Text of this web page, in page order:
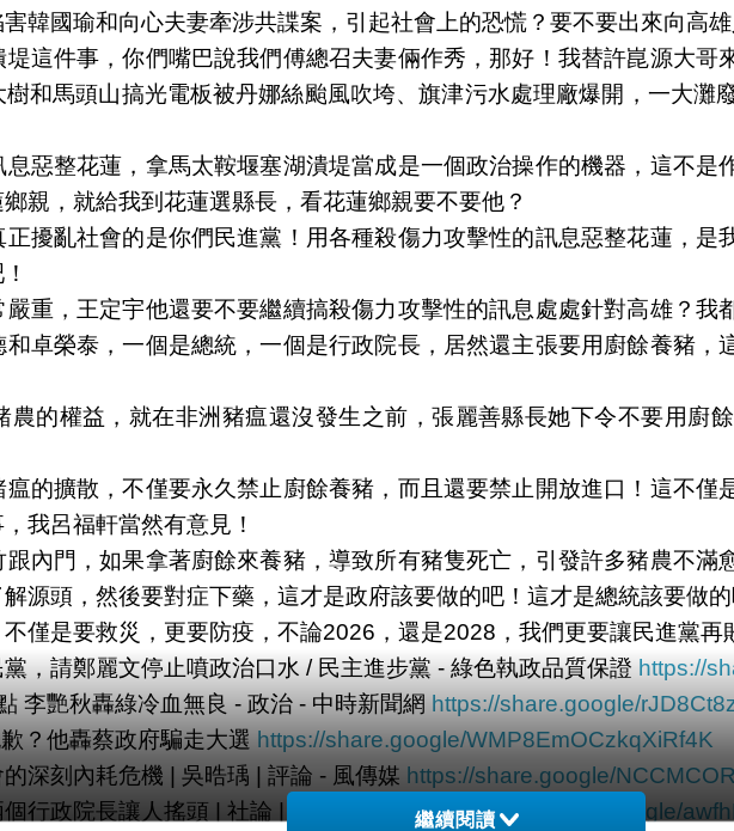
韓國瑜和向心夫妻牽涉共諜案，引起社會上的恐慌？要不要出來向高
這件事，你們嘴巴說我們傅總召夫妻倆作秀，那好！我替許崑源大
和馬頭山搞光電板被丹娜絲颱風吹垮、旗津污水處理廠爆開，一大灘
惡整花蓮，拿馬太鞍堰塞湖潰堤當成是一個政治操作的機器，這不
親，就給我到花蓮選縣長，看花蓮鄉親要不要他？
擾亂社會的是你們民進黨！用各種殺傷力攻擊性的訊息惡整花蓮，
重，王定宇他還要不要繼續搞殺傷力攻擊性的訊息處處針對高雄？
卓榮泰，一個是總統，一個是行政院長，居然還主張要用廚餘養豬
農的權益，就在非洲豬瘟還沒發生之前，張麗善縣長她下令不要用廚
的擴散，不僅要永久禁止廚餘養豬，而且還要禁止開放進口！這不
我呂福軒當然有意見！
內門，如果拿著廚餘來養豬，導致所有豬隻死亡，引發許多豬農不
源頭，然後要對症下藥，這才是政府該要做的吧！這才是總統該要做
僅是要救災，更要防疫，不論2026，還是2028，我們更要讓民進黨再
，請鄭麗文停止噴政治口水 / 民主進步黨 - 綠色執政品質保證 https://
李艷秋轟綠冷血無良 - 政治 - 中時新聞網 https://share.google/
？他轟蔡政府騙走大選 https://share.google/WMP8EmOCzkqXiRf4K
深刻內耗危機 | 吳晧瑀 | 評論 - 風傳媒 https://share.google/
行政院長讓人搖頭 | 社論 | 評論 | 聯合新聞網https://share.google/
繼續閱讀